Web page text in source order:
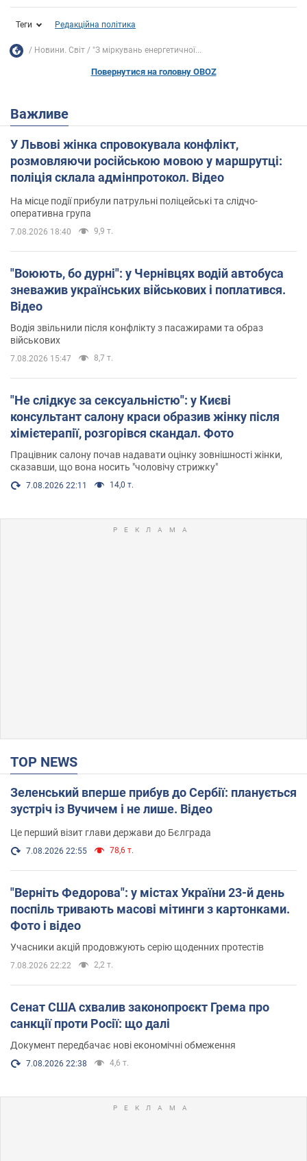
Теги Редакційна політика
Новини. Світ "З міркувань енергетичної...
Повернутися на головну OBOZ
Важливе
У Львові жінка спровокувала конфлікт,
розмовляючи російською мовою у маршрутці:
поліція склала адмінпротокол. Відео
На місце події прибули патрульні поліцейські та слідчо-
оперативна група
7.08.2026 18:40 9,9 т.
"Воюють, бо дурні": у Чернівцях водій автобуса
зневажив українських військових і поплатився.
Відео
Водія звільнили після конфлікту з пасажирами та образ
військових
7.08.2026 15:47 8,7 т.
"Не слідкує за сексуальністю": у Києві
консультант салону краси образив жінку після
хімієтерапії, розгорівся скандал. Фото
Працівник салону почав надавати оцінку зовнішності жінки,
сказавши, що вона носить "чоловічу стрижку"
7.08.2026 22:11 14,0 т.
TOP NEWS
Зеленський вперше прибув до Сербії: планується
зустріч із Вучичем і не лише. Відео
Це перший візит глави держави до Бєлграда
7.08.2026 22:55 78,6 т.
"Верніть Федорова": у містах України 23-й день
поспіль тривають масові мітинги з картонками.
Фото і відео
Учасники акцій продовжують серію щоденних протестів
7.08.2026 22:22 2,2 т.
Сенат США схвалив законопроєкт Грема про
санкції проти Росії: що далі
Документ передбачає нові економічні обмеження
7.08.2026 22:38 4,6 т.